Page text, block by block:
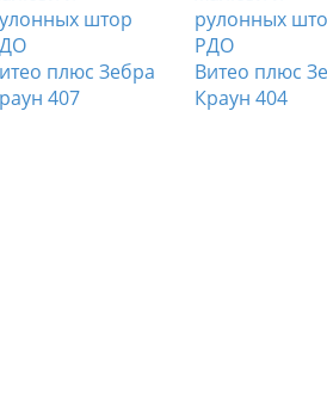
плюс Зебра
407
Витео плюс
Краун 404